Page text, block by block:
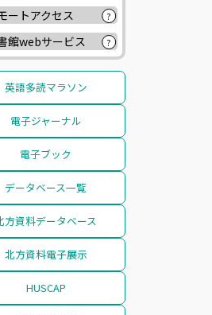
ートアクセス ?
館webサービス ?
英語多読マラソン
電子ジャーナル
電子ブック
データベース一覧
方資料データベース
北方資料電子展示
HUSCAP